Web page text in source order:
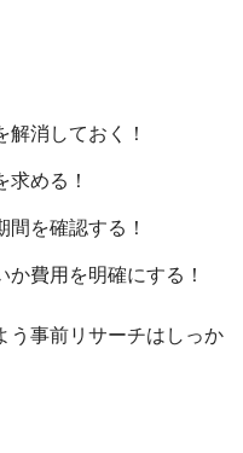
消しておく！
める！
を確認する！
費用を明確にする！
う事前リサーチはしっか